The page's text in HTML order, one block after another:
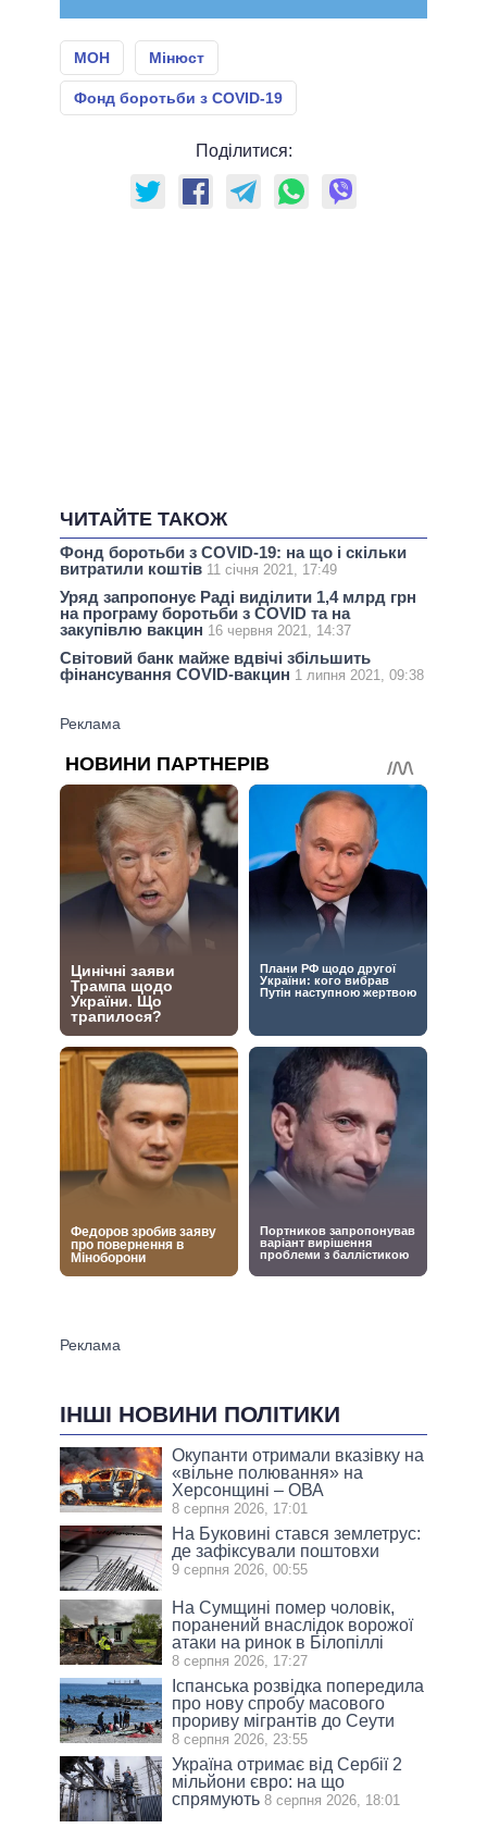
МОН Мінюст
Фонд боротьби з COVID-19
Поділитися:
ЧИТАЙТЕ ТАКОЖ
Фонд боротьби з COVID-19: на що і скільки
витратили коштів 11 січня 2021, 17:49
Уряд запропонує Раді виділити 1,4 млрд грн
на програму боротьби з COVID та на
закупівлю вакцин 16 червня 2021, 14:37
Світовий банк майже вдвічі збільшить
фінансування COVID-вакцин 1 липня 2021, 09:38
ІНШІ НОВИНИ ПОЛІТИКИ
Окупанти отримали вказівку на
«вільне полювання» на
Херсонщині – ОВА
8 серпня 2026, 17:01
На Буковині стався землетрус:
де зафіксували поштовхи
9 серпня 2026, 00:55
На Сумщині помер чоловік,
поранений внаслідок ворожої
атаки на ринок в Білопіллі
8 серпня 2026, 17:27
Іспанська розвідка попередила
про нову спробу масового
прориву мігрантів до Сеути
8 серпня 2026, 23:55
Україна отримає від Сербії 2
мільйони євро: на що
спрямують 8 серпня 2026, 18:01